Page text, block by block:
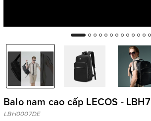
Balo nam cao cấp LECOS - LBH7
LBH0007DE